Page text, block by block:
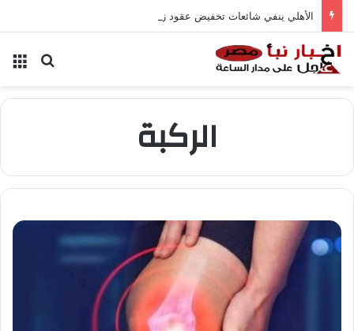
الأهلي ينفي شائعات تخفيض عقود زيزو والشناوي
بحث
الركبة